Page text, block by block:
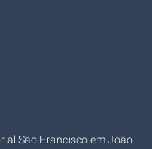
São Francisco em João